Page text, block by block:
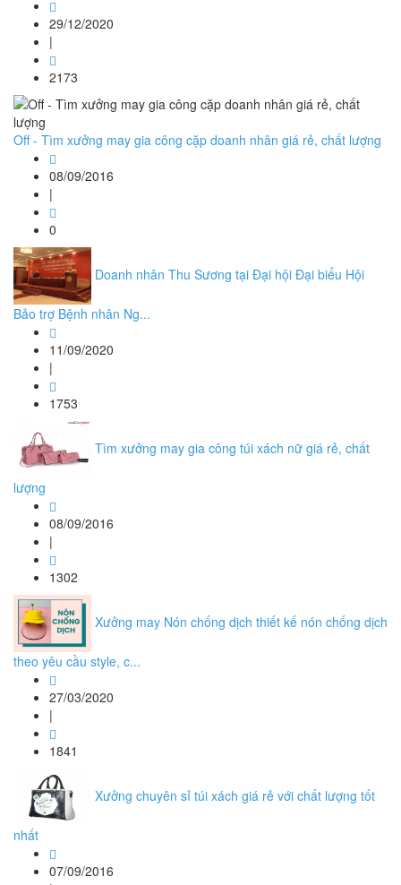
29/12/2020
|
2173
Off - Tìm xưởng may gia công cặp doanh nhân giá rẻ, chất lượng
08/09/2016
|
0
Doanh nhân Thu Sương tại Đại hội Đại biểu Hội
Bảo trợ Bệnh nhân Ng...
11/09/2020
|
1753
Tìm xưởng may gia công túi xách nữ giá rẻ, chất
lượng
08/09/2016
|
1302
Xưởng may Nón chống dịch thiết kế nón chống dịch
theo yêu cầu style, c...
27/03/2020
|
1841
Xưởng chuyên sỉ túi xách giá rẻ với chất lượng tốt
nhất
07/09/2016